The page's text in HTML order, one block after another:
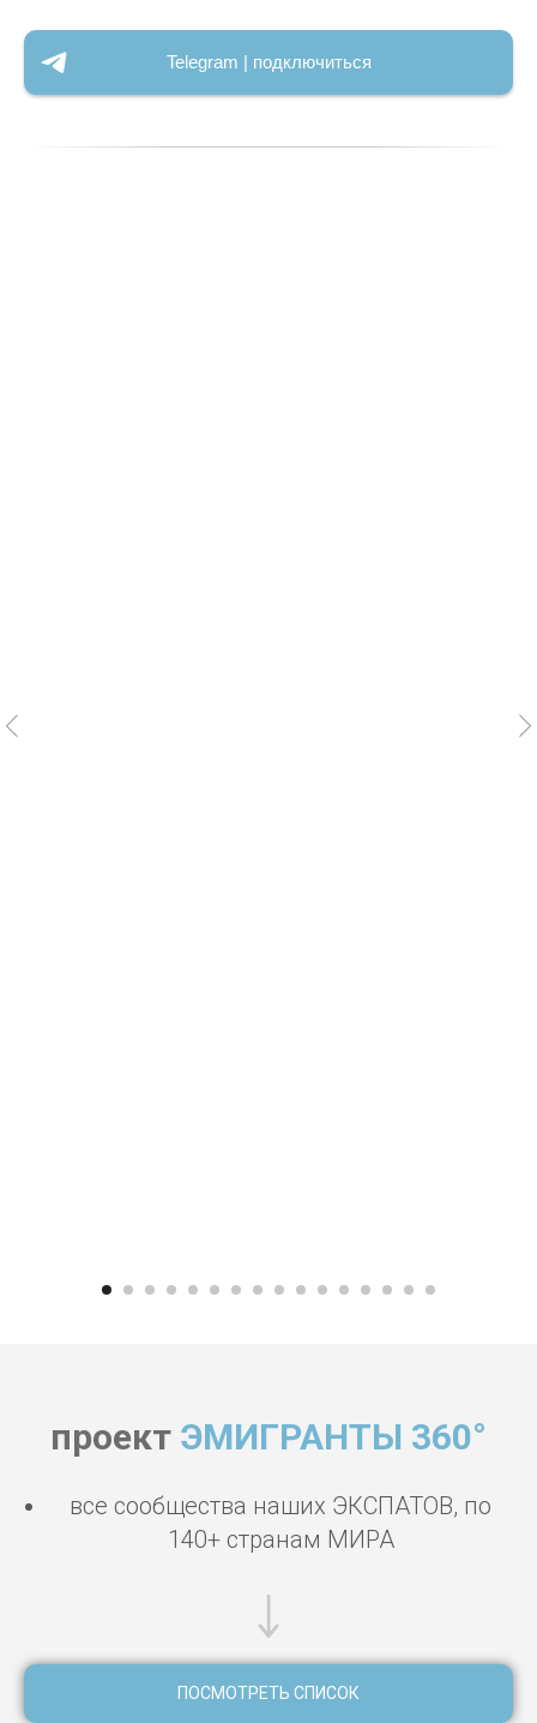
Telegram | подключиться
проект ЭМИГРАНТЫ 360°
все сообщества наших ЭКСПАТОВ, по
140+ странам МИРА
ПОСМОТРЕТЬ СПИСОК